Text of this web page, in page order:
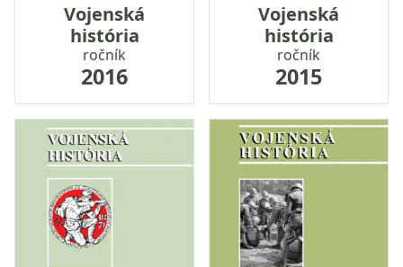
Vojenská
história
ročník
2016
Vojenská
história
ročník
2015